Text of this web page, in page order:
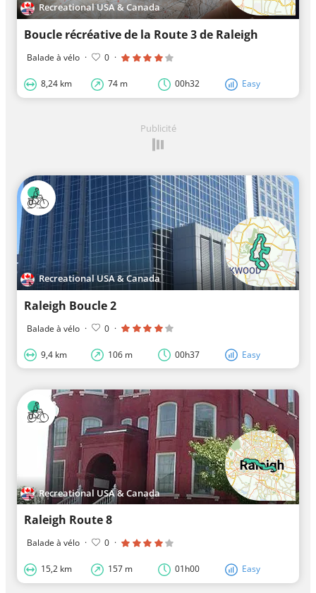
Recreational USA & Canada
Boucle récréative de la Route 3 de Raleigh
Balade à vélo · 0 ·
8,24 km 74 m 00h32 Easy
Publicité
Recreational USA & Canada
Raleigh Boucle 2
Balade à vélo · 0 ·
9,4 km 106 m 00h37 Easy
Recreational USA & Canada
Raleigh Route 8
Balade à vélo · 0 ·
15,2 km 157 m 01h00 Easy